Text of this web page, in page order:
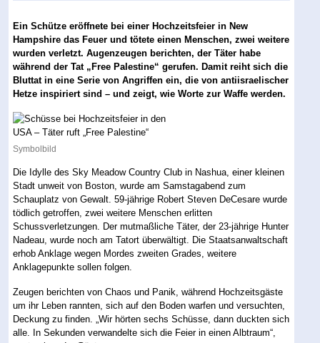
Ein Schütze eröffnete bei einer Hochzeitsfeier in New
Hampshire das Feuer und tötete einen Menschen, zwei weitere
wurden verletzt. Augenzeugen berichten, der Täter habe
während der Tat „Free Palestine“ gerufen. Damit reiht sich die
Bluttat in eine Serie von Angriffen ein, die von antiisraelischer
Hetze inspiriert sind – und zeigt, wie Worte zur Waffe werden.
Symbolbild
Die Idylle des Sky Meadow Country Club in Nashua, einer kleinen
Stadt unweit von Boston, wurde am Samstagabend zum
Schauplatz von Gewalt. 59-jährige Robert Steven DeCesare wurde
tödlich getroffen, zwei weitere Menschen erlitten
Schussverletzungen. Der mutmaßliche Täter, der 23-jährige Hunter
Nadeau, wurde noch am Tatort überwältigt. Die Staatsanwaltschaft
erhob Anklage wegen Mordes zweiten Grades, weitere
Anklagepunkte sollen folgen.
Zeugen berichten von Chaos und Panik, während Hochzeitsgäste
um ihr Leben rannten, sich auf den Boden warfen und versuchten,
Deckung zu finden. „Wir hörten sechs Schüsse, dann duckten sich
alle. In Sekunden verwandelte sich die Feier in einen Albtraum“,